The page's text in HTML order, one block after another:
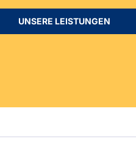
UNSERE LEISTUNGEN